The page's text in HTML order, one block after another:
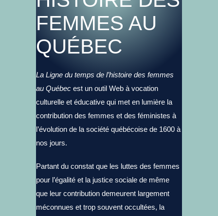
FEMMES AU
QUÉBEC
La Ligne du temps de l’histoire des femmes
au Québec est un outil Web à vocation
culturelle et éducative qui met en lumière la
contribution des femmes et des féministes à
l’évolution de la société québécoise de 1600 à
nos jours.
Partant du constat que les luttes des femmes
pour l’égalité et la justice sociale de même
que leur contribution demeurent largement
méconnues et trop souvent occultées, la